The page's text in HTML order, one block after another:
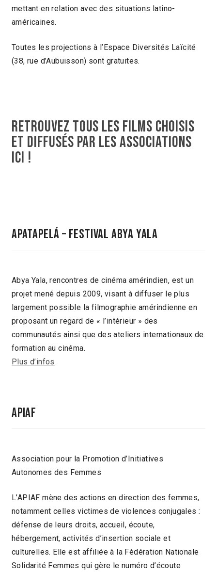
mettant en relation avec des situations latino-
américaines.
Toutes les projections à l’Espace Diversités Laïcité
(38, rue d’Aubuisson) sont gratuites.
Retrouvez tous les films choisis
et diffuséS par les associations
ici !
Apatapelá – Festival Abya Yala
Abya Yala, rencontres de cinéma amérindien, est un
projet mené depuis 2009, visant à diffuser le plus
largement possible la filmographie amérindienne en
proposant un regard de « l’intérieur » des
communautés ainsi que des ateliers internationaux de
formation au cinéma.
Plus d’infos
APIAF
Association pour la Promotion d’Initiatives
Autonomes des Femmes
L’APIAF mène des actions en direction des femmes,
notamment celles victimes de violences conjugales :
défense de leurs droits, accueil, écoute,
hébergement, activités d’insertion sociale et
culturelles. Elle est affiliée à la Fédération Nationale
Solidarité Femmes qui gère le numéro d’écoute